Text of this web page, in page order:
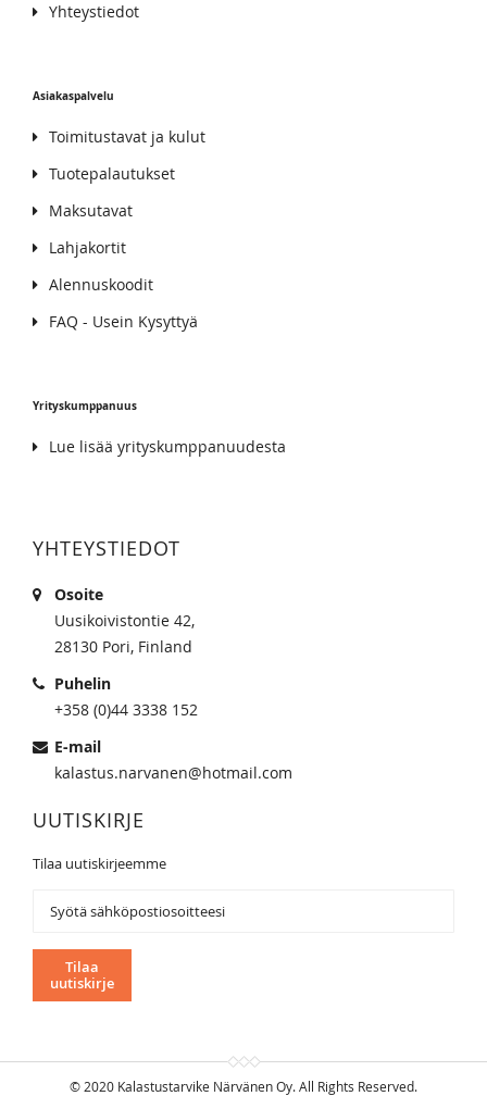
Yhteystiedot
Asiakaspalvelu
Toimitustavat ja kulut
Tuotepalautukset
Maksutavat
Lahjakortit
Alennuskoodit
FAQ - Usein Kysyttyä
Yrityskumppanuus
Lue lisää yrityskumppanuudesta
YHTEYSTIEDOT
Osoite
Uusikoivistontie 42,
28130 Pori, Finland
Puhelin
+358 (0)44 3338 152
E-mail
kalastus.narvanen@hotmail.com
UUTISKIRJE
Tilaa uutiskirjeemme
uutiskirjeemme:
Tilaa
uutiskirje
© 2020 Kalastustarvike Närvänen Oy. All Rights Reserved.